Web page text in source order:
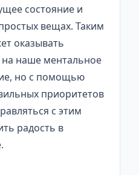
состояние и
вещах. Таким
оказывать
на наше ментальное
но с помощью
приоритетов
с этим
радость в